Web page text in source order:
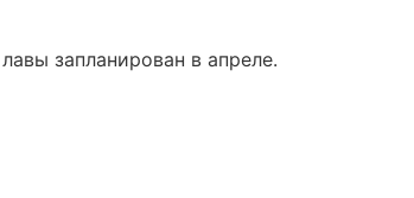
запланирован в апреле.